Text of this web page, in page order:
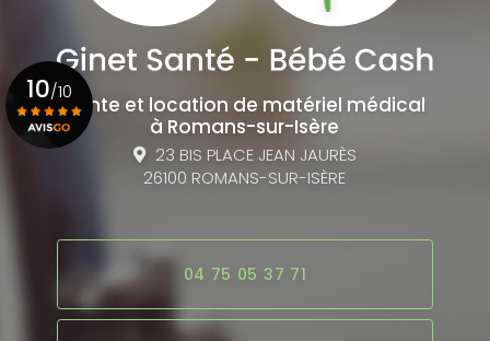
Vente et location de matériel médical
à Romans-sur-Isère
23 BIS PLACE JEAN JAURÈS
26100 ROMANS-SUR-ISÈRE
04 75 05 37 71
10/10